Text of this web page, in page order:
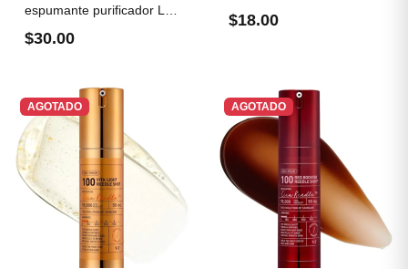
espumante purificador La
$30.00
$18.00
AGOTADO AGOTADO